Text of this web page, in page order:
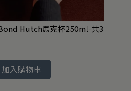
Hutch馬克杯250ml-共3
加入購物車